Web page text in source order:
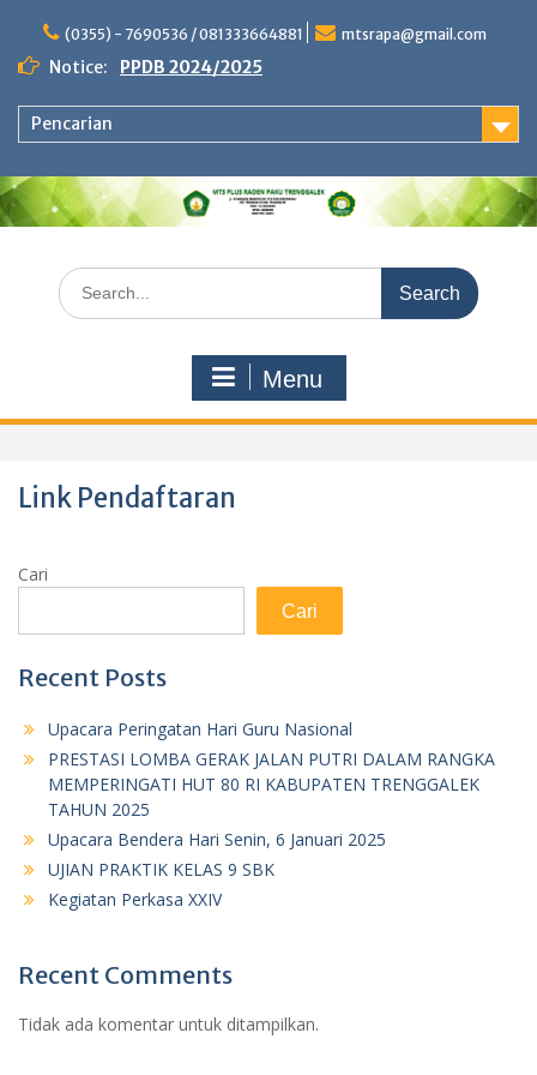
content
(0355) - 7690536 / 081333664881 mtsrapa@gmail.com
Notice: PPDB 2024/2025
Pencarian
Search
for:
Menu
Link Pendaftaran
Cari
Cari
Recent Posts
Upacara Peringatan Hari Guru Nasional
PRESTASI LOMBA GERAK JALAN PUTRI DALAM RANGKA
MEMPERINGATI HUT 80 RI KABUPATEN TRENGGALEK
TAHUN 2025
Upacara Bendera Hari Senin, 6 Januari 2025
UJIAN PRAKTIK KELAS 9 SBK
Kegiatan Perkasa XXIV
Recent Comments
Tidak ada komentar untuk ditampilkan.